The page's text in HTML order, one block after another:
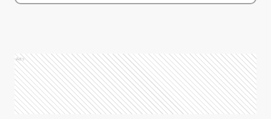
Ads